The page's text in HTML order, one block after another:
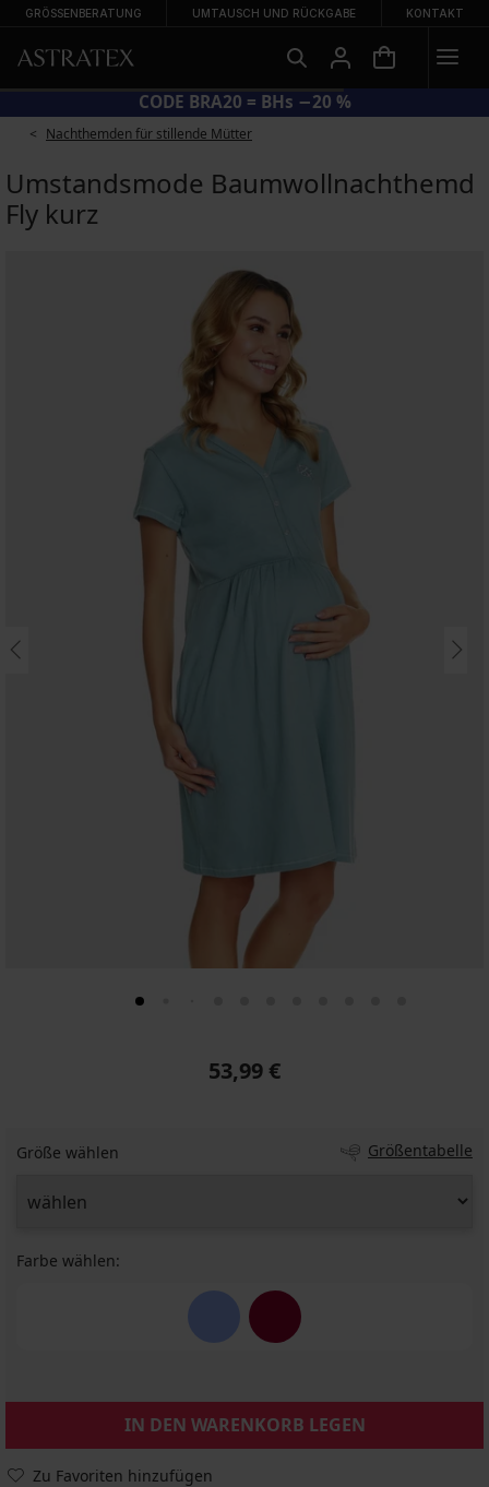
GRÖSSENBERATUNG UMTAUSCH UND RÜCKGABE KONTAKT
CODE BRA20 = BHs −20 %
Nachthemden für stillende Mütter
Umstandsmode Baumwollnachthemd
Fly kurz
53,99 €
Größe wählen Größentabelle
Farbe wählen:
IN DEN WARENKORB LEGEN
Zu Favoriten hinzufügen